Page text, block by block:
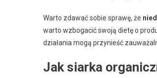
Warto zdawać sobie sprawę, że
warto wzbogacić swoją dietę o
działania mogą przynieść
Jak siarka